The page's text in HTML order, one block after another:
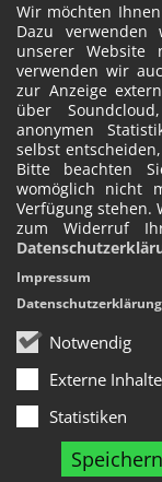
Wir möchten
Dazu
unserer Website
verwenden wir
zur Anzeige
über
anonymen
selbst
Bitte beachten
womöglich nicht
Verfügung stehen.
zum Widerruf
Notwendig
Externe Inhalte
Statistiken
Speichern
Impressum
Datenschutzerklärung